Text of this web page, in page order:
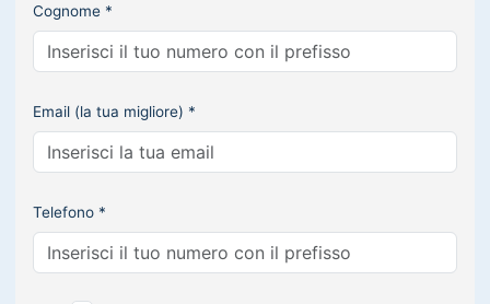
Cognome *
Email (la tua migliore) *
Telefono *